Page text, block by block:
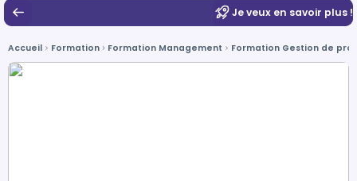
Je veux en savoir plus !
Accueil Formation Formation Management Formation Gestion de